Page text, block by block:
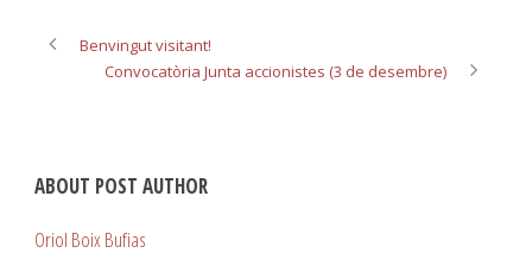
Benvingut visitant!
Convocatòria Junta accionistes (3 de desembre)
ABOUT POST AUTHOR
Oriol Boix Bufias